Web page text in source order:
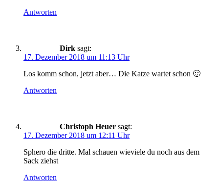
Antworten
Dirk sagt:
17. Dezember 2018 um 11:13 Uhr
Los komm schon, jetzt aber… Die Katze wartet schon 🙂
Antworten
Christoph Heuer sagt:
17. Dezember 2018 um 12:11 Uhr
Sphero die dritte. Mal schauen wieviele du noch aus dem
Sack ziehst
Antworten